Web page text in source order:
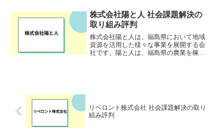
食品ロスの削減に寄与しています。ま
た、食品原料の輸入...
株式会社陽と人 社会課題解決の
取り組み評判
株式会社陽と人は、福島県において地域
資源を活用した様々な事業を展開する会
社です。陽と人は、福島県の農業を稼げ
リベロント株式会社 社会課題解決の取り
組み評判